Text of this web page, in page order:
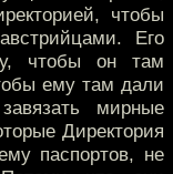
чтобы
Его
чтобы он там
ему там дали
мирные
Директория
паспортов, не